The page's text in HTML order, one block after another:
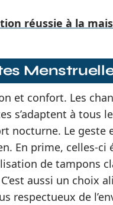
réussie à la
et confort. Les
s’adaptent à tous
nocturne. Le geste
En prime, celles-ci
de tampons
aussi un choix
respectueux de